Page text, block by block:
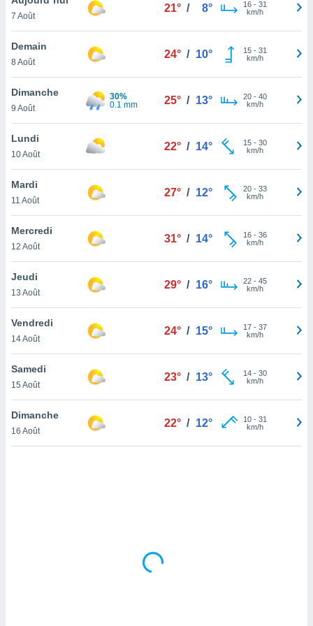
et
»,
au
vous
qu'ils
ou
le
ainsi
un
la
du
en
de
7 Août
21° / 8° 16- 31
km/h
Demain
8 Août
24° / 10° 15- 31
km/h
Dimanche
9 Août
30%
0.1 mm
25° / 13° 20- 40
km/h
Lundi
10 Août
22° / 14° 15- 30
km/h
Mardi
11 Août
27° / 12° 20- 33
km/h
Mercredi
12 Août
31° / 14° 16- 36
km/h
Jeudi
13 Août
29° / 16° 22- 45
km/h
Vendredi
14 Août
24° / 15° 17- 37
km/h
Samedi
15 Août
23° / 13° 14- 30
km/h
Dimanche
16 Août
22° / 12° 10- 31
km/h